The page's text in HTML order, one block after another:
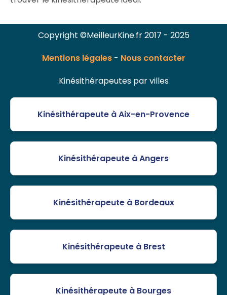
Copyright ©MeilleurKine.fr 2017 - 2025
Mentions légales- Nous contacter
Kinésithérapeutes par villes
Kinésithérapeute à Aix-en-Provence
Kinésithérapeute à Angers
Kinésithérapeute à Bordeaux
Kinésithérapeute à Brest
Kinésithérapeute à Bourges